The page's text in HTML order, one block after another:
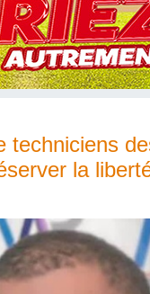
techniciens
la